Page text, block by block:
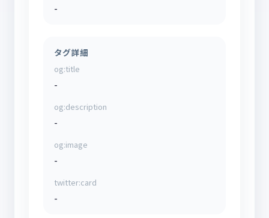
-
タグ詳細
og:title
-
og:description
-
og:image
-
twitter:card
-